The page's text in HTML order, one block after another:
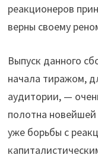
реакционеров
верны своему
Выпуск данного
начала тиражом,
аудитории, —
полотна
уже борьбы с